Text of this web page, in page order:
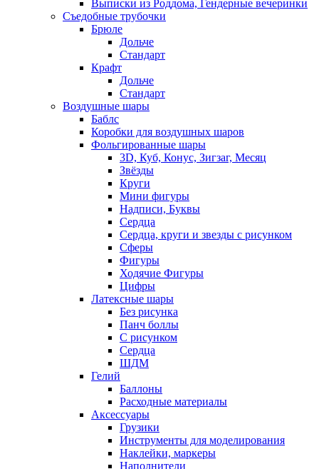
Выписки из Роддома, Гендерные вечеринки
Съедобные трубочки
Брюле
Дольче
Стандарт
Крафт
Дольче
Стандарт
Воздушные шары
Баблс
Коробки для воздушных шаров
Фольгированные шары
3D, Куб, Конус, Зигзаг, Месяц
Звёзды
Круги
Мини фигуры
Надписи, Буквы
Сердца
Сердца, круги и звезды с рисунком
Сферы
Фигуры
Ходячие Фигуры
Цифры
Латексные шары
Без рисунка
Панч боллы
С рисунком
Сердца
ШДМ
Гелий
Баллоны
Расходные материалы
Аксессуары
Грузики
Инструменты для моделирования
Наклейки, маркеры
Наполнители